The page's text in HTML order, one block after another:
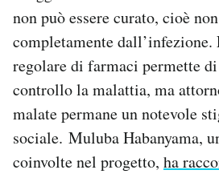
non può essere curato, cioè
completamente dall’infezione.
regolare di farmaci permette
controllo la malattia, ma
malate permane un notevole
sociale. Muluba Habanyama,
coinvolte nel progetto, ha